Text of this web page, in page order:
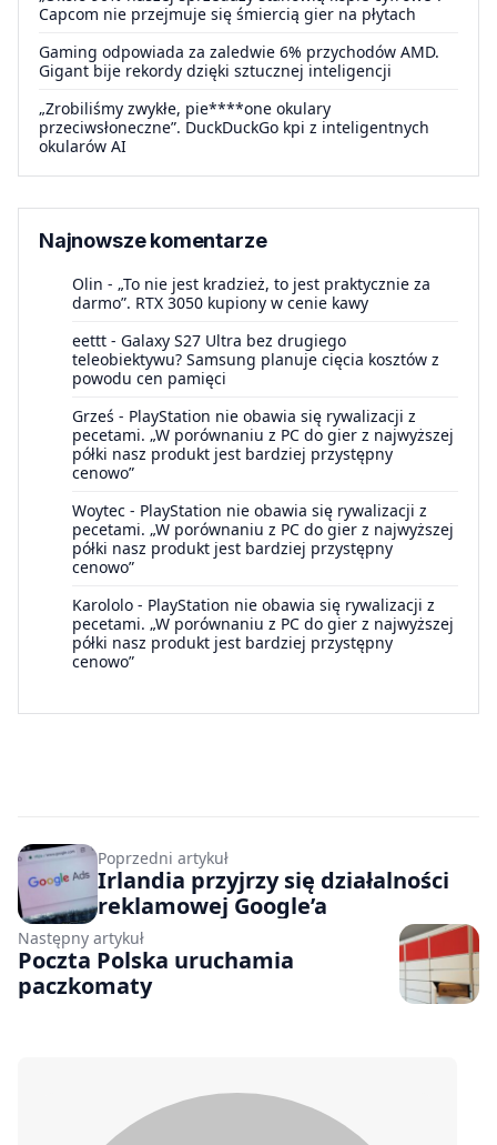
Capcom nie przejmuje się śmiercią gier na płytach
Gaming odpowiada za zaledwie 6% przychodów AMD.
Gigant bije rekordy dzięki sztucznej inteligencji
„Zrobiliśmy zwykłe, pie****one okulary
przeciwsłoneczne”. DuckDuckGo kpi z inteligentnych
okularów AI
Najnowsze komentarze
Olin - „To nie jest kradzież, to jest praktycznie za
darmo”. RTX 3050 kupiony w cenie kawy
eettt - Galaxy S27 Ultra bez drugiego
teleobiektywu? Samsung planuje cięcia kosztów z
powodu cen pamięci
Grześ - PlayStation nie obawia się rywalizacji z
pecetami. „W porównaniu z PC do gier z najwyższej
półki nasz produkt jest bardziej przystępny
cenowo”
Woytec - PlayStation nie obawia się rywalizacji z
pecetami. „W porównaniu z PC do gier z najwyższej
półki nasz produkt jest bardziej przystępny
cenowo”
Karololo - PlayStation nie obawia się rywalizacji z
pecetami. „W porównaniu z PC do gier z najwyższej
półki nasz produkt jest bardziej przystępny
cenowo”
Poprzedni artykuł
Irlandia przyjrzy się działalności
reklamowej Google’a
Następny artykuł
Poczta Polska uruchamia
paczkomaty